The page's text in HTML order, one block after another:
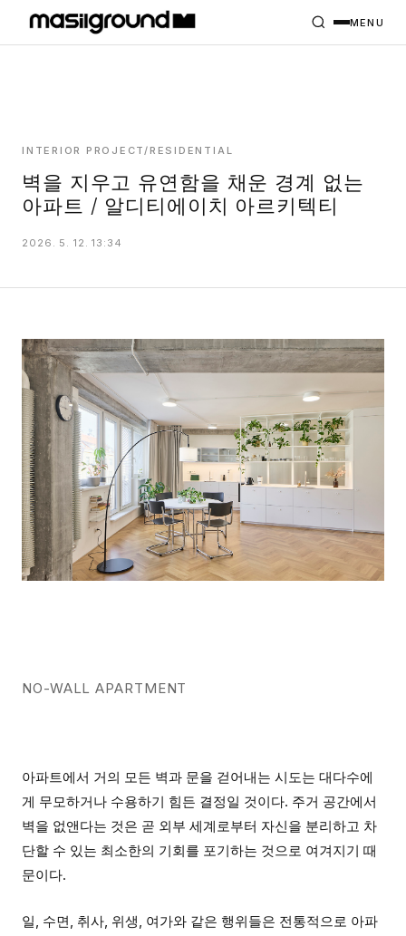
PROJECTS
MASILWIDE
MENU
INTERIOR PROJECT/RESIDENTIAL
벽을 지우고 유연함을 채운 경계 없는
아파트 / 알디티에이치 아르키텍티
2026. 5. 12. 13:34
NO-WALL APARTMENT
아파트에서 거의 모든 벽과 문을 걷어내는 시도는 대다수에
게 무모하거나 수용하기 힘든 결정일 것이다. 주거 공간에서
벽을 없앤다는 것은 곧 외부 세계로부터 자신을 분리하고 차
단할 수 있는 최소한의 기회를 포기하는 것으로 여겨지기 때
문이다.
일, 수면, 취사, 위생, 여가와 같은 행위들은 전통적으로 아파